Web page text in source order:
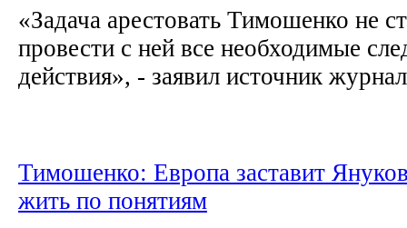
«Задача арестовать Тимошенко не
провести с ней все необходимые
действия», - заявил источник
Тимошенко: Европа заставит
жить по понятиям